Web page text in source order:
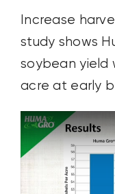
Increase
study shows
soybean yield
acre at early